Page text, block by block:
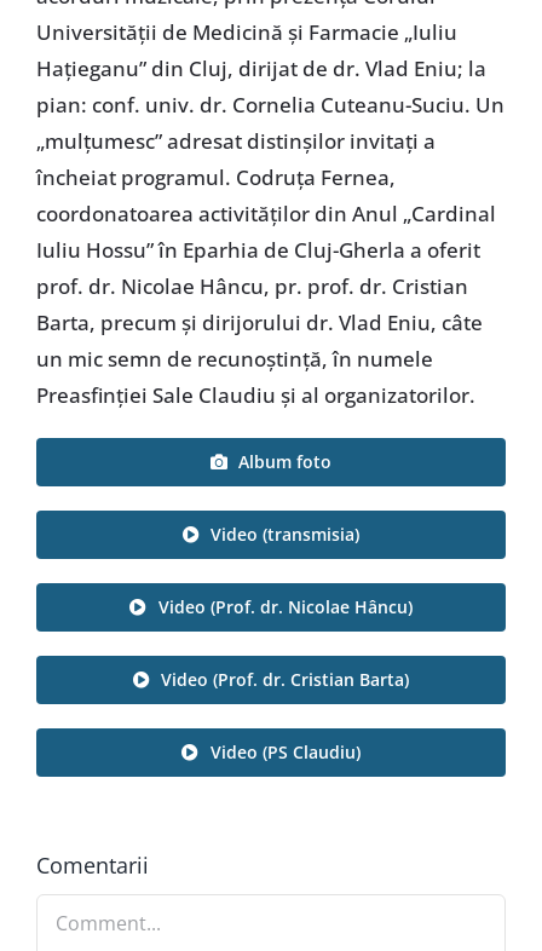
Universității de Medicină și Farmacie „Iuliu
Hațieganu” din Cluj, dirijat de dr. Vlad Eniu; la
pian: conf. univ. dr. Cornelia Cuteanu-Suciu. Un
„mulțumesc” adresat distinșilor invitați a
încheiat programul. Codruța Fernea,
coordonatoarea activităților din Anul „Cardinal
Iuliu Hossu” în Eparhia de Cluj-Gherla a oferit
prof. dr. Nicolae Hâncu, pr. prof. dr. Cristian
Barta, precum și dirijorului dr. Vlad Eniu, câte
un mic semn de recunoștință, în numele
Preasfinției Sale Claudiu și al organizatorilor.
Album foto
Video (transmisia)
Video (Prof. dr. Nicolae Hâncu)
Video (Prof. dr. Cristian Barta)
Video (PS Claudiu)
Comentarii
Comment